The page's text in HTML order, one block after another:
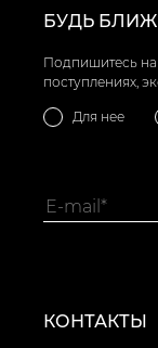
БУДЬ
Подпишитесь
поступлениях,
Для нее
КОНТАКТЫ